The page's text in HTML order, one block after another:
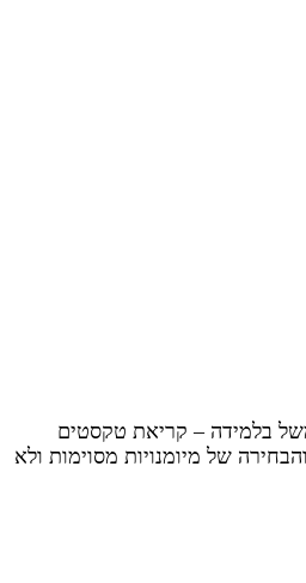
בלמידה – קריאת טקסטים
של מיומנויות מסוימות ולא